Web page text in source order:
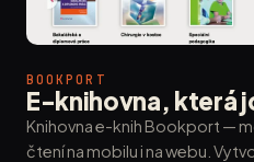
BOOKPORT
E-knihovna, která
Knihovna e-knih Bookport —
čtení na mobilu i na webu.